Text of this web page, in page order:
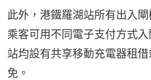
此外，港鐵羅湖站所有出入
乘客可用不同電子支付方式
站均設有共享移動充電器租
免。